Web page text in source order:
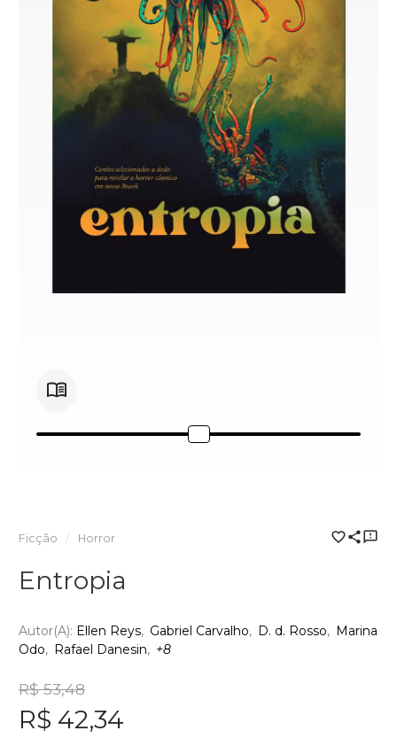
Ficção Horror
Entropia
Autor(a): Ellen Reys Gabriel Carvalho D. d. Rosso
Marina
Odo
Rafael Danesin +8
R$ 53,48
R$ 42,34